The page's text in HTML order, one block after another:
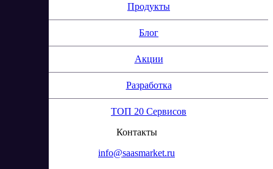
Продукты
Блог
Акции
Разработка
ТОП 20 Сервисов
Контакты
info@saasmarket.ru